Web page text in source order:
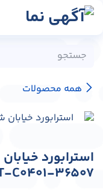
پرش به محتوا
همه محصولات
استرابورد
C0401-36507